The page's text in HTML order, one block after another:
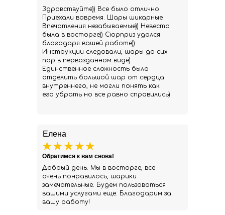
Елена
Добрый день. Мы в восторге, всё
очень понравилось, шарики
замечательные. Будем пользоваться
вашими услугами еще. Благодарим за
вашу работу!
Обратимся к вам снова!
Здравствуйте)) Все было отлично
Приехали вовремя. Шары шикарные
Впечатления незабываемые)) Невеста
была в восторге)) Сюрприз удался
благодаря вашей работе))
Инструкции следовали, шары до сих
пор в первозданном виде)
Единственное сложность была
отделить большой шар от сердца
внутреннего, не могли понять как
его убрать но все равно справились)